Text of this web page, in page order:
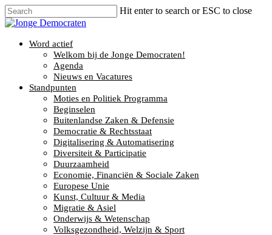
Hit enter to search or ESC to close
Word actief
Welkom bij de Jonge Democraten!
Agenda
Nieuws en Vacatures
Standpunten
Moties en Politiek Programma
Beginselen
Buitenlandse Zaken & Defensie
Democratie & Rechtsstaat
Digitalisering & Automatisering
Diversiteit & Participatie
Duurzaamheid
Economie, Financiën & Sociale Zaken
Europese Unie
Kunst, Cultuur & Media
Migratie & Asiel
Onderwijs & Wetenschap
Volksgezondheid, Welzijn & Sport